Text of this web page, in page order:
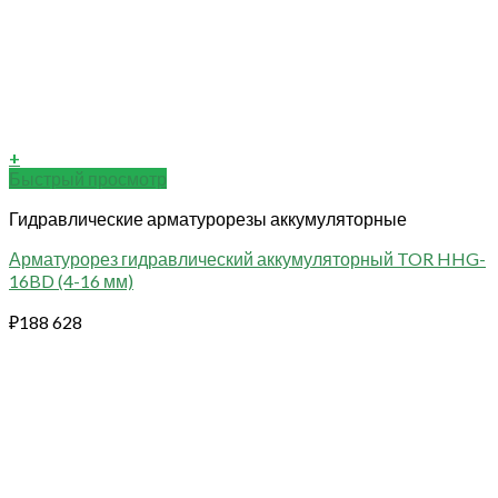
+
Быстрый просмотр
Гидравлические арматурорезы аккумуляторные
Арматурорез гидравлический аккумуляторный TOR HHG-
16BD (4-16 мм)
₽188 628